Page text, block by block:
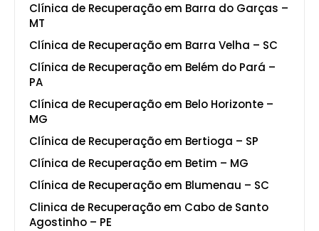
Clínica de Recuperação em Barra do Garças –
MT
Clínica de Recuperação em Barra Velha – SC
Clínica de Recuperação em Belém do Pará –
PA
Clínica de Recuperação em Belo Horizonte –
MG
Clínica de Recuperação em Bertioga – SP
Clínica de Recuperação em Betim – MG
Clínica de Recuperação em Blumenau – SC
Clinica de Recuperação em Cabo de Santo
Agostinho – PE